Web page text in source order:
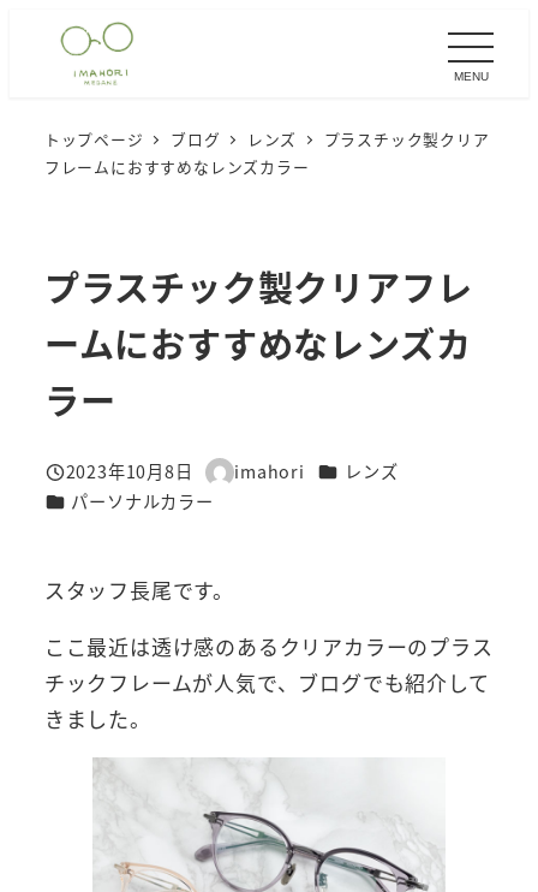
MENU
トップページ ブログ レンズ
プラスチック製クリア
フレームにおすすめなレンズカラー
プラスチック製クリアフレ
ームにおすすめなレンズカ
ラー
投稿日
2023年10月8日
著
imahori カテゴリー
レンズ
カテゴリー
パーソナルカラー
スタッフ長尾です。
ここ最近は透け感のあるクリアカラーのプラス
チックフレームが人気で、ブログでも紹介して
きました。